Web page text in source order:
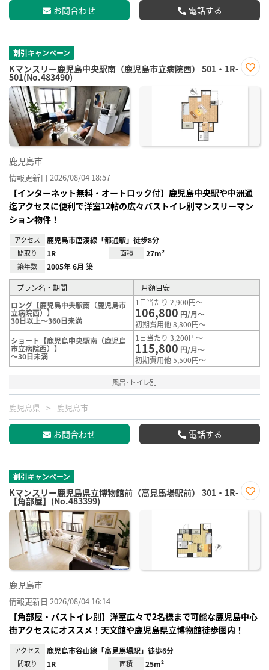
お問合わせ 電話する
割引キャンペーン
Kマンスリー鹿児島中央駅南（鹿児島市立病院西） 501・1R-
501(No.483490)
に入
鹿児島市
情報更新日 2026/08/04 18:57
【インターネット無料・オートロック付】鹿児島中央駅や中洲通
迄アクセスに便利で洋室12帖の広々バストイレ別マンスリーマン
ション物件！
アクセス 鹿児島市唐湊線「都通駅」徒歩8分
間取り 1R 面積 27m²
築年数 2005年 6月 築
プラン名・期間
月額目安
ロング【鹿児島中央駅南（鹿児島市
立病院西）】
30日以上～360日未満
1日当たり 2,900円～
106,800 円/月～
初期費用他 8,800円～
ショート【鹿児島中央駅南（鹿児島
市立病院西）】
～30日未満
1日当たり 3,200円～
115,800 円/月～
初期費用他 5,500円～
風呂･トイレ別
鹿児島県 鹿児島市
お問合わせ 電話する
割引キャンペーン
Kマンスリー鹿児島県立博物館前（高見馬場駅前） 301・1R-
【角部屋】(No.483399)
に入
鹿児島市
情報更新日 2026/08/04 16:14
【角部屋・バストイレ別】洋室広々で2名様まで可能な鹿児島中心
街アクセスにオススメ！天文館や鹿児島県立博物館徒歩圏内！
アクセス 鹿児島市谷山線「高見馬場駅」徒歩6分
間取り 1R 面積 25m²